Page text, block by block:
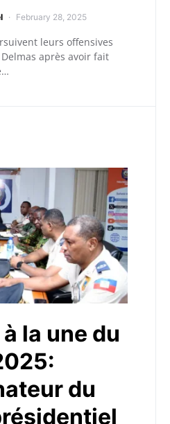
February 28, 2025
leurs offensives
après avoir fait
la une du
du